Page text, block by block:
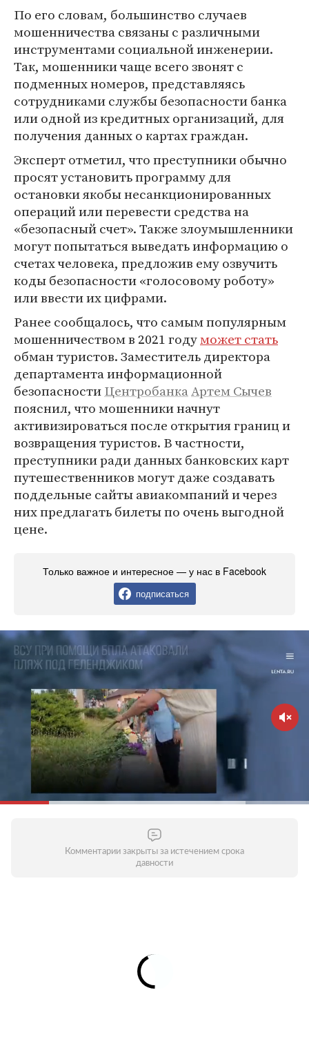
По его словам, большинство случаев
мошенничества связаны с различными
инструментами социальной инженерии.
Так, мошенники чаще всего звонят с
подменных номеров, представляясь
сотрудниками службы безопасности банка
или одной из кредитных организаций, для
получения данных о картах граждан.
Эксперт отметил, что преступники обычно
просят установить программу для
остановки якобы несанкционированных
операций или перевести средства на
«безопасный счет». Также злоумышленники
могут попытаться выведать информацию о
счетах человека, предложив ему озвучить
коды безопасности «голосовому роботу»
или ввести их цифрами.
Ранее сообщалось, что самым популярным
мошенничеством в 2021 годуможет стать
обман туристов. Заместитель директора
департамента информационной
безопасностиЦентробанкаАртем Сычев
пояснил, что мошенники начнут
активизироваться после открытия границ и
возвращения туристов. В частности,
преступники ради данных банковских карт
путешественников могут даже создавать
поддельные сайты авиакомпаний и через
них предлагать билеты по очень выгодной
цене.
Только важное и интересное — у нас в Facebook
подписаться
Комментарии закрыты за истечением срока
давности